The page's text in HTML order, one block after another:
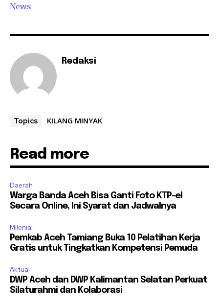
News
Redaksi
Topics KILANG MINYAK
Read more
Daerah
Warga Banda Aceh Bisa Ganti Foto KTP-el
Secara Online, Ini Syarat dan Jadwalnya
Milenial
Pemkab Aceh Tamiang Buka 10 Pelatihan Kerja
Gratis untuk Tingkatkan Kompetensi Pemuda
Aktual
DWP Aceh dan DWP Kalimantan Selatan Perkuat
Silaturahmi dan Kolaborasi